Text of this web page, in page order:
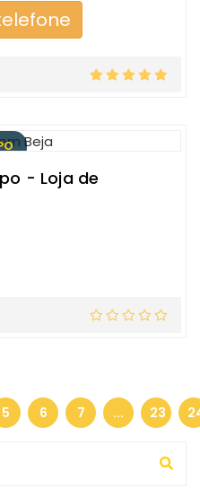
- Loja de
5 6 7 ... 23